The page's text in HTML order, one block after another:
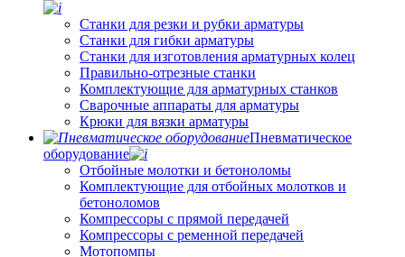
Станки для резки и рубки арматуры
Станки для гибки арматуры
Станки для изготовления арматурных колец
Правильно-отрезные станки
Комплектующие для арматурных станков
Сварочные аппараты для арматуры
Крюки для вязки арматуры
Пневматическое
оборудование
Отбойные молотки и бетоноломы
Комплектующие для отбойных молотков и
бетоноломов
Компрессоры с прямой передачей
Компрессоры с ременной передачей
Мотопомпы